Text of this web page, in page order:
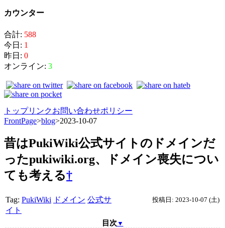
カウンター
合計: 588
今日: 1
昨日: 0
オンライン: 3
トップリンクお問い合わせポリシー
FrontPage>blog>2023-10-07
昔はPukiWiki公式サイトのドメインだ
ったpukiwiki.org、ドメイン喪失につい
ても考える†
Tag: PukiWiki ドメイン 公式サ
イト
投稿日: 2023-10-07 (土)
目次 ▼